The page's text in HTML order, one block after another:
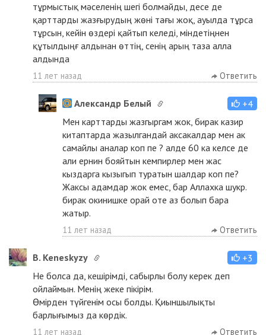
тұрмыстық мәселенің шегі болмайды, десе де
қарттарды жазғырудың жөні тағы жоқ, ауылда тұрса
тұрсын, кейін өздері қайтып келеді, міндетіңнен
құтылдыңғ алдынан өттің, сенің арың таза алла
алдында
11 лет назад Ответить
Александр Белый
+4
Мен карттарды жазгыргам жок, бирак казир
китаптарда жазылгандай аксакалдар мен ак
самайлы аналар коп пе ? алде 60 ка келсе де
али ернин бояйтын кемпирлер мен жас
кыздарга кызыгып туратын шалдар коп пе?
Жаксы адамдар жок емес, бар Аллахка шукр.
бирак окинишке орай оте аз болып бара
жатыр.
11 лет назад Ответить
B. Keneskyzy
+3
Не болса да, кешірімді, сабырлы болу керек деп
ойлаймын. Менің жеке пікірім.
Өмірден түйгенім осы болды. Қиыншылықты
барлығымыз да көрдік.
11 лет назад Ответить